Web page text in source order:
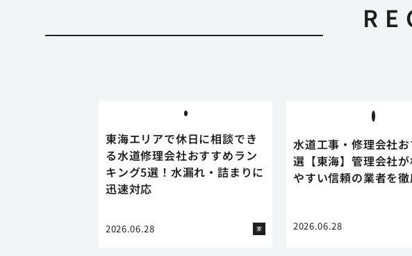
東海エリアで休日に相談でき
る水道修理会社おすすめラン
キング5選！水漏れ・詰まりに
迅速対応
2026.06.28 家
水道工事・修理会社
選【東海】管理会社
やすい信頼の業者を
2026.06.28